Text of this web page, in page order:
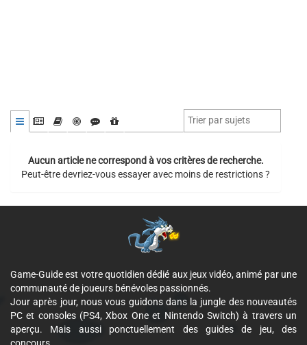
Aucun article ne correspond à vos critères de recherche.
Peut-être devriez-vous essayer avec moins de restrictions ?
Game-Guide est votre quotidien dédié aux jeux vidéo, animé par une
communauté de joueurs bénévoles passionnés.
Jour après jour, nous vous guidons dans la jungle des nouveautés
PC et consoles (PS4, Xbox One et Nintendo Switch) à travers un
aperçu. Mais aussi ponctuellement des guides de jeu, des